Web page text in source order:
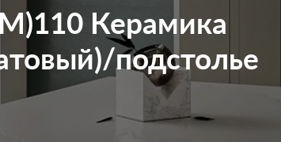
Керамика
подстолье